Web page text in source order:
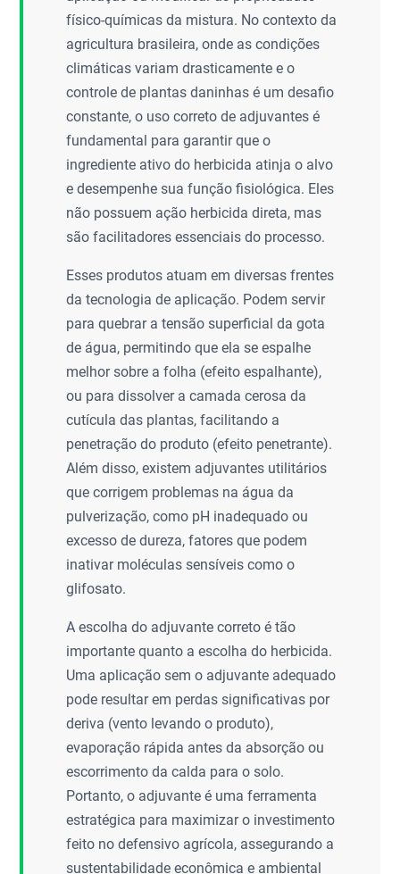
físico-químicas da mistura. No contexto da
agricultura brasileira, onde as condições
climáticas variam drasticamente e o
controle de plantas daninhas é um desafio
constante, o uso correto de adjuvantes é
fundamental para garantir que o
ingrediente ativo do herbicida atinja o alvo
e desempenhe sua função fisiológica. Eles
não possuem ação herbicida direta, mas
são facilitadores essenciais do processo.
Esses produtos atuam em diversas frentes
da tecnologia de aplicação. Podem servir
para quebrar a tensão superficial da gota
de água, permitindo que ela se espalhe
melhor sobre a folha (efeito espalhante),
ou para dissolver a camada cerosa da
cutícula das plantas, facilitando a
penetração do produto (efeito penetrante).
Além disso, existem adjuvantes utilitários
que corrigem problemas na água da
pulverização, como pH inadequado ou
excesso de dureza, fatores que podem
inativar moléculas sensíveis como o
glifosato.
A escolha do adjuvante correto é tão
importante quanto a escolha do herbicida.
Uma aplicação sem o adjuvante adequado
pode resultar em perdas significativas por
deriva (vento levando o produto),
evaporação rápida antes da absorção ou
escorrimento da calda para o solo.
Portanto, o adjuvante é uma ferramenta
estratégica para maximizar o investimento
feito no defensivo agrícola, assegurando a
sustentabilidade econômica e ambiental